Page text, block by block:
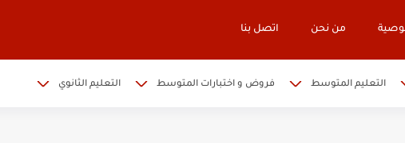
من نحن اتصل بنا
التعليم المتوسط فروض و اختبارات المتوسط التعليم الثانوي